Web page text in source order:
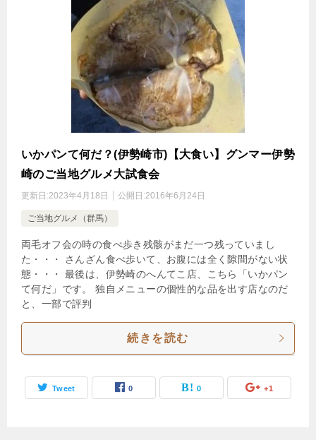
いかパンて何だ？(伊勢崎市)【大食い】グンマー伊勢
崎のご当地グルメ大試食会
更新日:2023年4月18日 公開日:2016年6月24日
ご当地グルメ（群馬）
両毛オフ会の時の食べ歩き残骸がまだ一つ残っていまし
た・・・ さんざん食べ歩いて、お腹には全く隙間がない状
態・・・ 最後は、伊勢崎のへんてこ店、こちら「いかパン
て何だ」です。 独自メニューの個性的な品を出す店なのだ
と、一部で評判
続きを読む
Tweet 0 0 +1